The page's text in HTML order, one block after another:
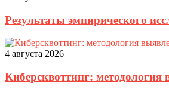
Результаты эмпирического
4 августа 2026
Киберсквоттинг: